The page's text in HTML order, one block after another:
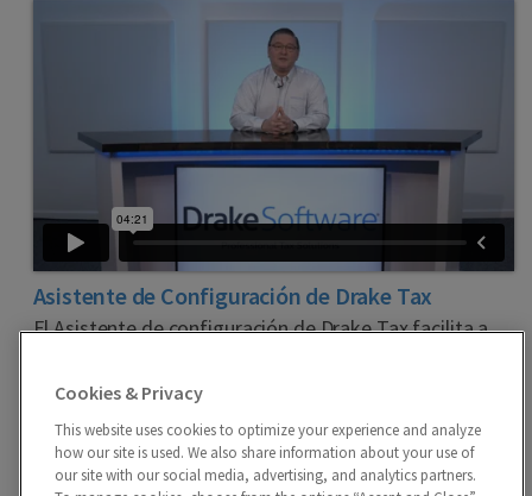
Asistente de Configuración de Drake Tax
El Asistente de configuración de Drake Tax facilita a
requerida para preparar y transmitir electrónicamente
las declaraciones en Drake Tax, además guarda los
pasos de los usuarios que regresan al actualizar la
configuración del año anterior
Cookies & Privacy
This website uses cookies to optimize your experience and analyze
how our site is used. We also share information about your use of
our site with our social media, advertising, and analytics partners.